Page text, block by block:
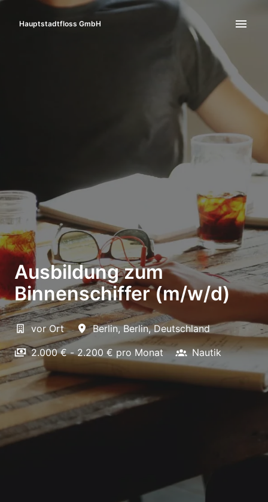
InhaltHauptstadtfloss GmbH
Startseite
Ausbildung zum
Binnenschiffer (m/w/d)
vor Ort Berlin, Berlin, Deutschland
2.000 € - 2.200 € pro Monat
Nautik